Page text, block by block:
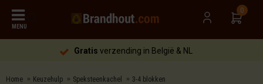
MENU
0
Gratis verzending in België & NL
Home Keuzehulp Speksteenkachel 3-4 blokken